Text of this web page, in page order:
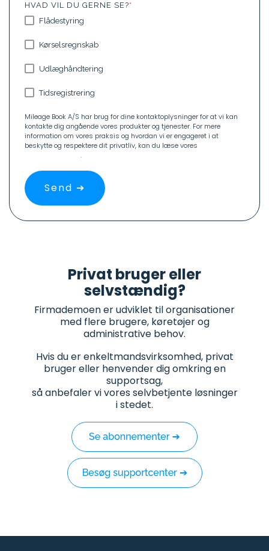
HVAD VIL DU GERNE SE?*
Flådestyring
Kørselsregnskab
Udlæghåndtering
Tidsregistrering
Mileage Book A/S har brug for dine kontaktoplysninger for at vi kan
kontakte dig angående vores produkter og tjenester. For mere
information om vores praksis og hvordan vi er engageret i at
beskytte og respektere dit privatliv, kan du læse vores
.
Privat bruger eller
selvstændig?
Firmademoen er udviklet til organisationer
med flere brugere, køretøjer og
administrative behov.
Hvis du er enkeltmandsvirksomhed, privat
bruger eller henvender dig omkring en
supportsag,
så anbefaler vi vores selvbetjente løsninger
i stedet.